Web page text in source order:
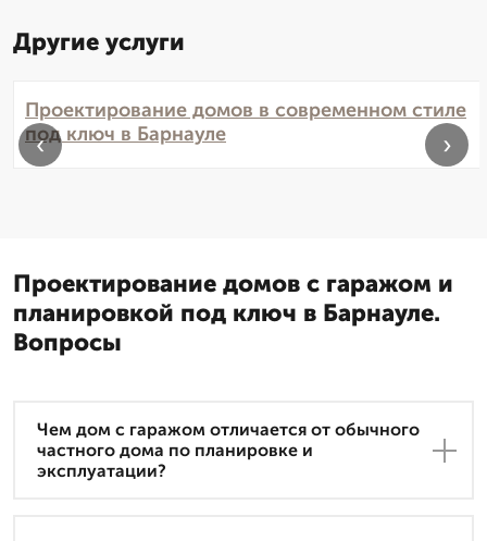
Другие услуги
Проектирование домов в современном стиле
под ключ в Барнауле
‹ ›
Проектирование домов с гаражом и
планировкой под ключ в Барнауле.
Вопросы
Чем дом с гаражом отличается от обычного
частного дома по планировке и
эксплуатации?